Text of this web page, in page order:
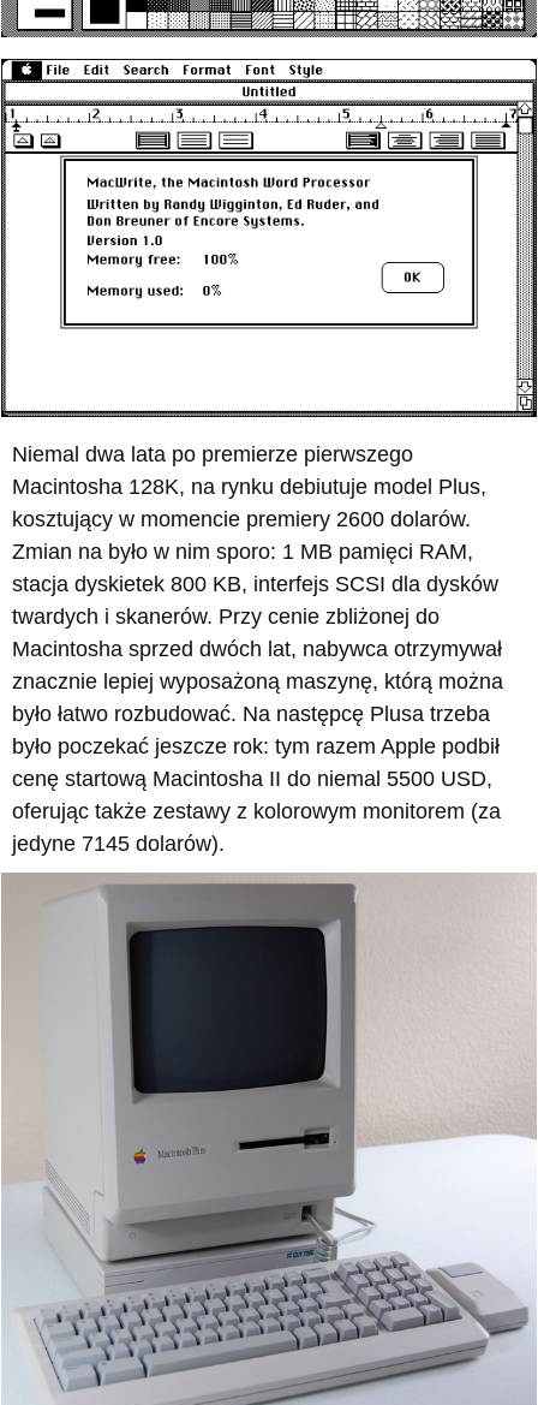
Niemal dwa lata po premierze pierwszego
Macintosha 128K, na rynku debiutuje model Plus,
kosztujący w momencie premiery 2600 dolarów.
Zmian na było w nim sporo: 1 MB pamięci RAM,
stacja dyskietek 800 KB, interfejs SCSI dla dysków
twardych i skanerów. Przy cenie zbliżonej do
Macintosha sprzed dwóch lat, nabywca otrzymywał
znacznie lepiej wyposażoną maszynę, którą można
było łatwo rozbudować. Na następcę Plusa trzeba
było poczekać jeszcze rok: tym razem Apple podbił
cenę startową Macintosha II do niemal 5500 USD,
oferując także zestawy z kolorowym monitorem (za
jedyne 7145 dolarów).